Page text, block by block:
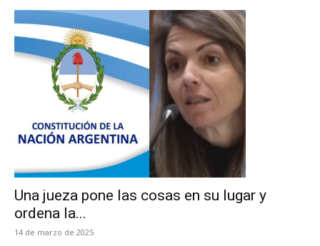
Una jueza pone las cosas en su lugar y
ordena la...
14 de marzo de 2025